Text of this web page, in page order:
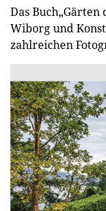
Das Buch„Gärten
Wiborg und
zahlreichen